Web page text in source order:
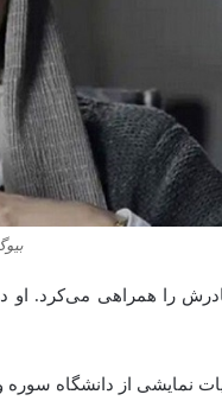
را همراهی می‌کرد. او
نمایشی از دانشگاه